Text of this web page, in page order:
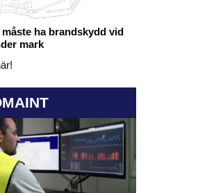
ha brandskydd vid
mark